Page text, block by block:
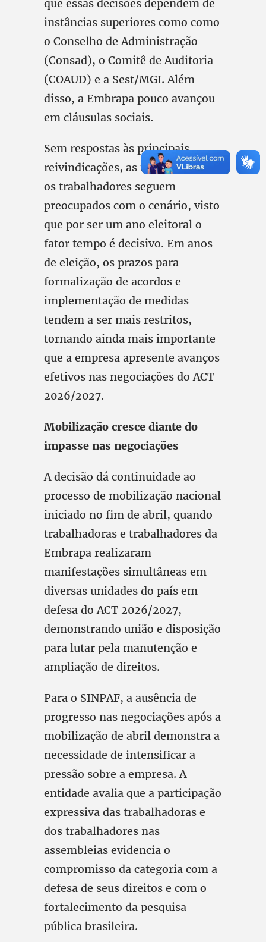
que essas decisões dependem de
instâncias superiores como como
o Conselho de Administração
(Consad), o Comitê de Auditoria
(COAUD) e a Sest/MGI. Além
disso, a Embrapa pouco avançou
em cláusulas sociais.
Sem respostas às principais
reivindicações, as trabalhadoras e
os trabalhadores seguem
preocupados com o cenário, visto
que por ser um ano eleitoral o
fator tempo é decisivo. Em anos
de eleição, os prazos para
formalização de acordos e
implementação de medidas
tendem a ser mais restritos,
tornando ainda mais importante
que a empresa apresente avanços
efetivos nas negociações do ACT
2026/2027.
Mobilização cresce diante do
impasse nas negociações
A decisão dá continuidade ao
processo de mobilização nacional
iniciado no fim de abril, quando
trabalhadoras e trabalhadores da
Embrapa realizaram
manifestações simultâneas em
diversas unidades do país em
defesa do ACT 2026/2027,
demonstrando união e disposição
para lutar pela manutenção e
ampliação de direitos.
Para o SINPAF, a ausência de
progresso nas negociações após a
mobilização de abril demonstra a
necessidade de intensificar a
pressão sobre a empresa. A
entidade avalia que a participação
expressiva das trabalhadoras e
dos trabalhadores nas
assembleias evidencia o
compromisso da categoria com a
defesa de seus direitos e com o
fortalecimento da pesquisa
pública brasileira.